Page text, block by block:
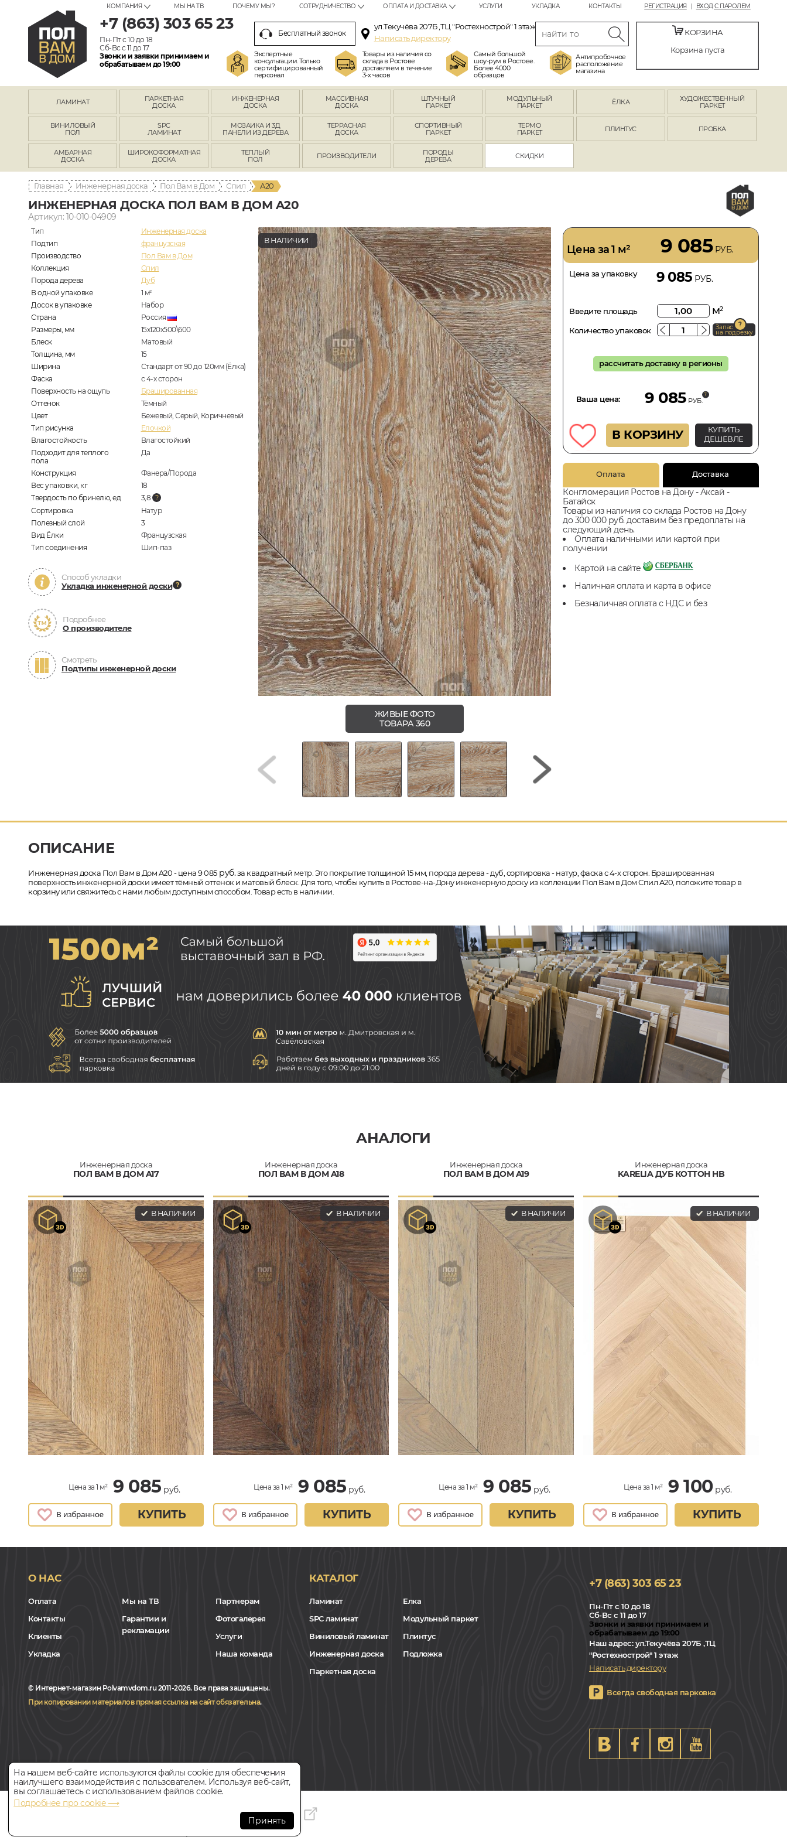
РЕГИСТРАЦИЯ ВХОД С ПАРОЛЕМ
КОМПАНИЯ МЫ НА ТВ ПОЧЕМУ МЫ? СОТРУДНИЧЕСТВО ОПЛАТА И ДОСТАВКА УСЛУГИ УКЛАДКА КОНТАКТЫ
+7 (863) 303 65 23
Пн-Пт с 10 до 18
Сб-Вс с 11 до 17
Звонки и заявки принимаем и
обрабатываем до 19:00
Бесплатный звонок
ул.Текучёва 207Б ,ТЦ "Ростехнострой" 1 этаж
Написать директору
Экспертные
консультации. Только
сертифицированный
персонал
Товары из наличия со
склада в Ростове
доставляем в течение
3-х часов
Самый большой
шоу-рум в Ростове.
Более 4000
образцов
Антипробочное
расположение
магазина
КОРЗИНА
Корзина пуста
ЛАМИНАТ
ПАРКЕТНАЯ
ДОСКА
ИНЖЕНЕРНАЯ
ДОСКА
МАССИВНАЯ
ДОСКА
ШТУЧНЫЙ
ПАРКЕТ
МОДУЛЬНЫЙ
ПАРКЕТ
ЁЛКА
ХУДОЖЕСТВЕННЫЙ
ПАРКЕТ
ВИНИЛОВЫЙ
ПОЛ
SPC
ЛАМИНАТ
МОЗАИКА И 3Д
ПАНЕЛИ ИЗ ДЕРЕВА
ТЕРРАСНАЯ
ДОСКА
СПОРТИВНЫЙ
ПАРКЕТ
ТЕРМО
ПАРКЕТ
ПЛИНТУС ПРОБКА
АМБАРНАЯ
ДОСКА
ШИРОКОФОРМАТНАЯ
ДОСКА
ТЕПЛЫЙ
ПОЛ
ПРОИЗВОДИТЕЛИ
ПОРОДЫ
ДЕРЕВА
СКИДКИ
Главная Инженерная доска Пол Вам в Дом Спил A20
ИНЖЕНЕРНАЯ ДОСКА ПОЛ ВАМ В ДОМ A20
Артикул: 10-010-04909
Тип
Инженерная доска
Подтип
французская
Производство
Пол Вам в Дом
Коллекция
Спил
Порода дерева
Дуб
В одной упаковке
1 м2
Досок в упаковке
Набор
Страна
Россия
Размеры, мм
15х120х500\600
Блеск
Матовый
Толщина, мм
15
Ширина
Стандарт от 90 до 120мм (Ёлка)
Фаска
с 4-х сторон
Поверхность на ощупь
Брашированная
Оттенок
Тёмный
Цвет
Бежевый, Серый, Коричневый
Тип рисунка
Елочкой
Влагостойкость
Влагостойкий
Подходит для теплого
пола
Да
Конструкция
Фанера/Порода
Вес упаковки, кг
18
Твердость по бринелю, ед
3,8
Сортировка
Натур
Полезный слой
3
Вид Ёлки
Французская
Тип соединения
Шип-паз
Способ укладки
Укладка инженерной доски
Подробнее
О производителе
Смотреть
Подтипы инженерной доски
В НАЛИЧИИ
ЖИВЫЕ ФОТО
ТОВАРА 360
Цена за 1 м² 9 085РУБ.
Цена за упаковку 9 085 РУБ.
Введите площадь м2
Количество упаковок Запас
на подрезку
рассчитать доставку в регионы
Ваша цена: 9 085 РУБ.
В КОРЗИНУ
КУПИТЬ
ДЕШЕВЛЕ
Оплата Доставка
Конгломерация Ростов на Дону - Аксай -
Батайск
Товары из наличия со склада Ростов на Дону
до 300 000 руб. доставим без предоплаты на
следующий день.
Оплата наличными или картой при
получении
Картой на сайте
Наличная оплата и карта в офисе
Безналичная оплата с НДС и без
ОПИСАНИЕ
Инженерная доска Пол Вам в Дом A20 - цена 9 085руб.за квадратный метр. Это покрытие толщиной 15 мм, порода дерева - дуб, сортировка - натур, фаска с 4-х сторон. Брашированная
поверхность инженерной доски имеет тёмный оттенок и матовый блеск. Для того, чтобы купить в Ростове-на-Дону инженерную доску из коллекции Пол Вам в Дом Спил A20, положите товар в
корзину или свяжитесь с нами любым доступным способом. Товар есть в наличии.
АНАЛОГИ
Инженерная доска
ПОЛ ВАМ В ДОМ A17
В НАЛИЧИИ
Цена за 1 м² 9 085 руб.
КУПИТЬ
Инженерная доска
ПОЛ ВАМ В ДОМ A18
В НАЛИЧИИ
Цена за 1 м² 9 085 руб.
КУПИТЬ
Инженерная доска
ПОЛ ВАМ В ДОМ A19
В НАЛИЧИИ
Цена за 1 м² 9 085 руб.
КУПИТЬ
Инженерная доска
KARELIA ДУБ КОТТОН HB
В НАЛИЧИИ
Цена за 1 м² 9 100руб.
КУПИТЬ
О НАС
Оплата
Контакты
Клиенты
Укладка
Мы на ТВ
Гарантии и
рекламации
Партнерам
Фотогалерея
Услуги
Наша команда
КАТАЛОГ
Ламинат
SPC ламинат
Виниловый ламинат
Инженерная доска
Паркетная доска
Елка
Модульный паркет
Плинтус
Подложка
+7 (863) 303 65 23
Пн-Пт с 10 до 18
Сб-Вс с 11 до 17
Звонки и заявки принимаем и
обрабатываем до 19:00
Наш адрес:ул.Текучёва 207Б ,ТЦ
"Ростехнострой" 1 этаж
Написать директору
Всегда свободная парковка
© Интернет-магазин Polvamvdom.ru 2011-2026. Все права защищены.
При копировании материалов прямая ссылка на сайт обязательна.
На нашем веб-сайте используются файлы cookie для обеспечения
наилучшего взаимодействия с пользователем. Используя веб-сайт,
вы соглашаетесь с использованием файлов cookie.
Подробнее про cookie ⟶
Принять